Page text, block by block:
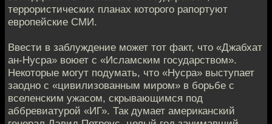
террористических планах которого рапортуют
европейские СМИ.
Ввести в заблуждение может тот факт, что «Джабхат
ан-Нусра» воюет c «Исламским государством».
Некоторые могут подумать, что «Нусра» выступает
заодно с «цивилизованным миром» в борьбе с
вселенским ужасом, скрывающимся под
аббревиатурой «ИГ». Так думает американский